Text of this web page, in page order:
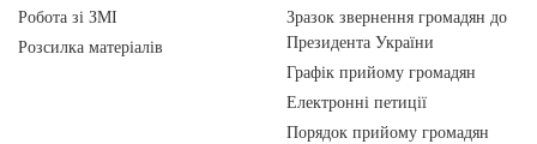
Робота зі ЗМІ
Розсилка матеріалів
Зразок звернення громадян до
Президента України
Графік прийому громадян
Електронні петиції
Порядок прийому громадян